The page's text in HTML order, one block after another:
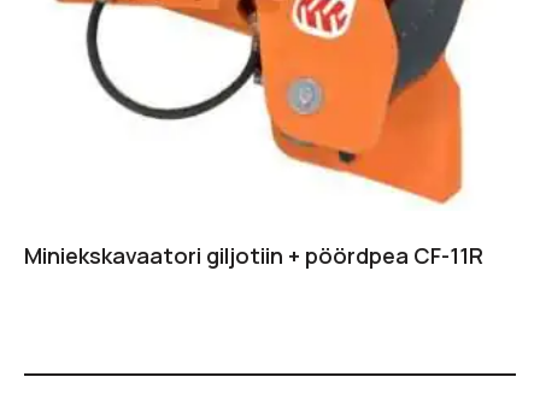
Miniekskavaatori giljotiin + pöördpea CF-11R